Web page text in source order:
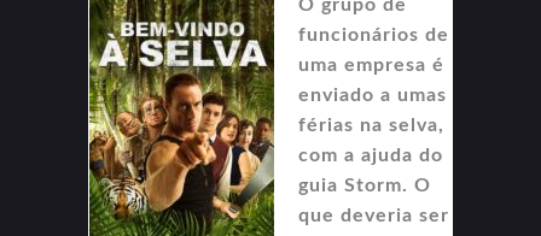
O grupo de
funcionários de
uma empresa é
enviado a umas
férias na selva,
com a ajuda do
guia Storm. O
que deveria ser